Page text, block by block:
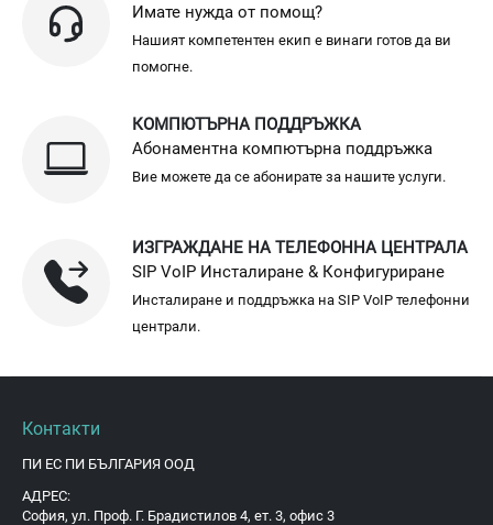
Имате нужда от помощ?
Нашият компетентен екип е винаги готов да ви
помогне.
КОМПЮТЪРНА ПОДДРЪЖКА
Абонаментна компютърна поддръжка
Вие можете да се абонирате за нашите услуги.
ИЗГРАЖДАНЕ НА ТЕЛЕФОННА ЦЕНТРАЛА
SIP VoIP Инсталиране & Конфигуриране
Инсталиране и поддръжка на SIP VoIP телефонни
централи.
Контакти
ПИ ЕС ПИ БЪЛГАРИЯ ООД
АДРЕС:
София, ул. Проф. Г. Брадистилов 4, ет. 3, офис 3